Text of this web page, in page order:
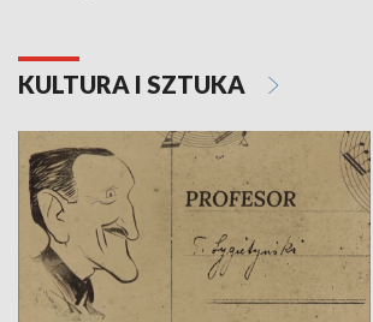
KULTURA I SZTUKA